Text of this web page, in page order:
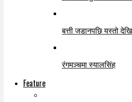
बत्ती जडानपछि यस्तो
रंगमञ्चमा स्यालसिंह
Feature